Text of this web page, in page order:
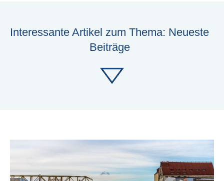
Interessante Artikel zum Thema: Neueste
Beiträge